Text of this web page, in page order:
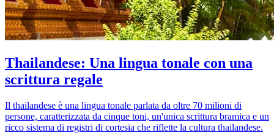
Thailandese: Una lingua tonale con una
scrittura regale
Il thailandese è una lingua tonale parlata da oltre 70 milioni di
persone, caratterizzata da cinque toni, un'unica scrittura bramica e un
ricco sistema di registri di cortesia che riflette la cultura thailandese.